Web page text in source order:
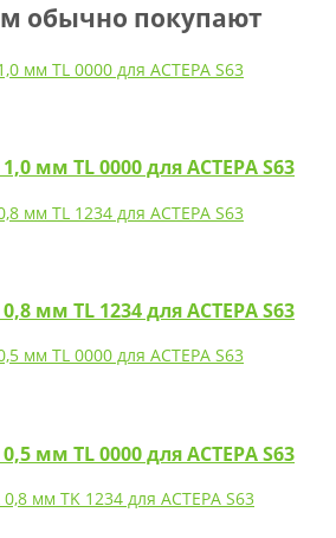
обычно покупают
мм TL 0000 для АСТЕРА S63
мм TL 1234 для АСТЕРА S63
мм TL 0000 для АСТЕРА S63